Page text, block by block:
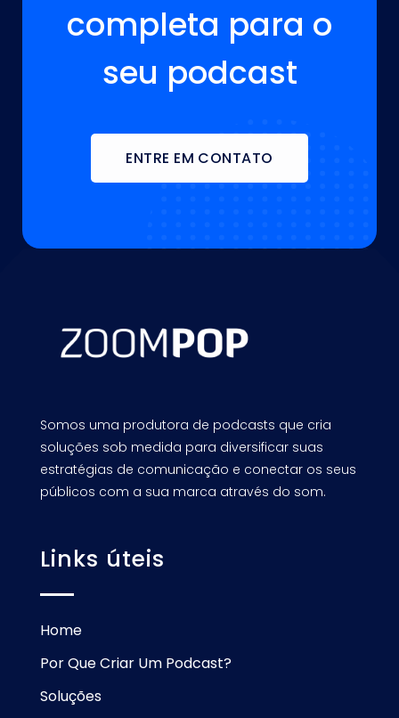
completa para o
seu podcast
ENTRE EM CONTATO
Somos uma produtora de podcasts que cria
soluções sob medida para diversificar suas
estratégias de comunicação e conectar os seus
públicos com a sua marca através do som.
Links úteis
Home
Por Que Criar Um Podcast?
Soluções